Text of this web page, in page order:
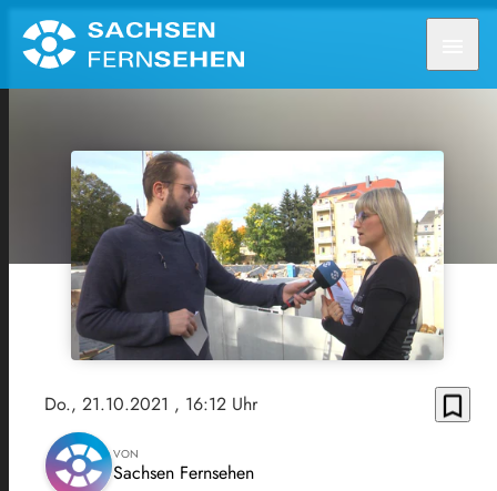
Do., 21.10.2021 , 16:12 Uhr bookmark_border
VON
Sachsen Fernsehen